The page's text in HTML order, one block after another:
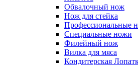
Обвалочный нож
Нож для стейка
Профессиональные
Специальные ножи
Филейный нож
Вилка для мяса
Кондитерская